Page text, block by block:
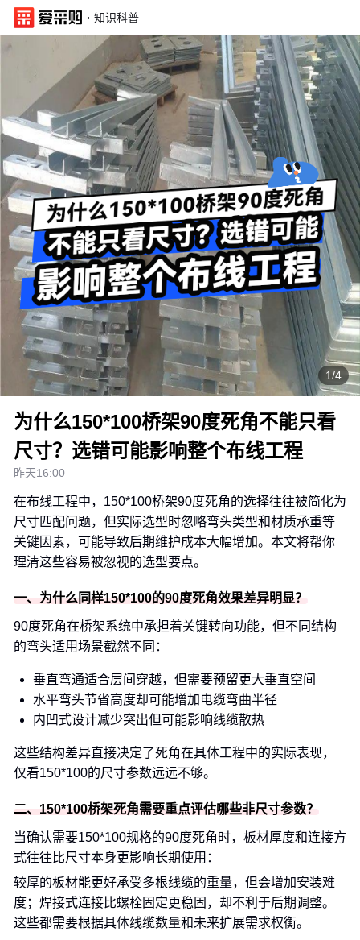
· 知识科普
1/4
为什么150*100桥架90度死角不能只看
尺寸？选错可能影响整个布线工程
昨天16:00
在布线工程中，150*100桥架90度死角的选择往往被简化为
尺寸匹配问题，但实际选型时忽略弯头类型和材质承重等
关键因素，可能导致后期维护成本大幅增加。本文将帮你
理清这些容易被忽视的选型要点。
一、为什么同样150*100的90度死角效果差异明显？
90度死角在桥架系统中承担着关键转向功能，但不同结构
的弯头适用场景截然不同：
垂直弯通适合层间穿越，但需要预留更大垂直空间
水平弯头节省高度却可能增加电缆弯曲半径
内凹式设计减少突出但可能影响线缆散热
这些结构差异直接决定了死角在具体工程中的实际表现，
仅看150*100的尺寸参数远远不够。
二、150*100桥架死角需要重点评估哪些非尺寸参数？
当确认需要150*100规格的90度死角时，板材厚度和连接方
式往往比尺寸本身更影响长期使用：
较厚的板材能更好承受多根线缆的重量，但会增加安装难
度；焊接式连接比螺栓固定更稳固，却不利于后期调整。
这些都需要根据具体线缆数量和未来扩展需求权衡。